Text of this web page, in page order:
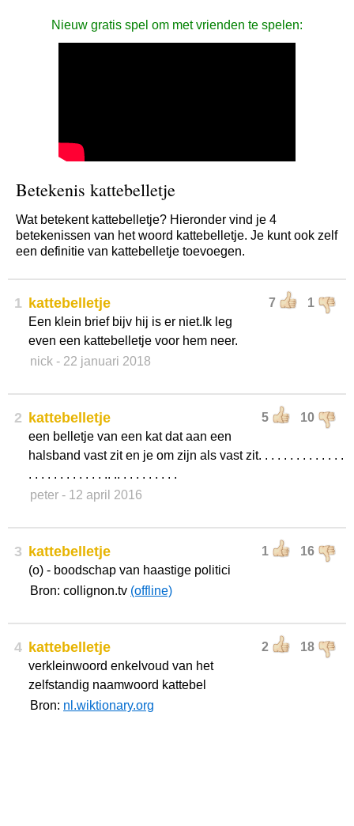
Nieuw gratis spel om met vrienden te spelen:
Betekenis kattebelletje
Wat betekent kattebelletje? Hieronder vind je 4
betekenissen van het woord kattebelletje. Je kunt ook zelf
een definitie van kattebelletje toevoegen.
1 7 1
kattebelletje
Een klein brief bijv hij is er niet.Ik leg
even een kattebelletje voor hem neer.
nick - 22 januari 2018
2 5 10
kattebelletje
een belletje van een kat dat aan een
halsband vast zit en je om zijn als vast zit. . . . . . . . . . . . . .
. . . . . . . . . . . . .. .. . . . . . . . . .
peter - 12 april 2016
3 1 16
kattebelletje
(o) - boodschap van haastige politici
Bron: collignon.tv (offline)
4 2 18
kattebelletje
verkleinwoord enkelvoud van het
zelfstandig naamwoord kattebel
Bron: nl.wiktionary.org